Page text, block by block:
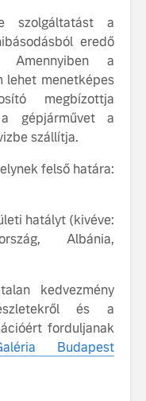
szolgáltatást a
eredő
Amennyiben a
lehet menetképes
megbízottja
gépjárművet a
szállítja.
felső határa:
hatályt (kivéve:
Albánia,
kedvezmény
és a
forduljanak
Budapest